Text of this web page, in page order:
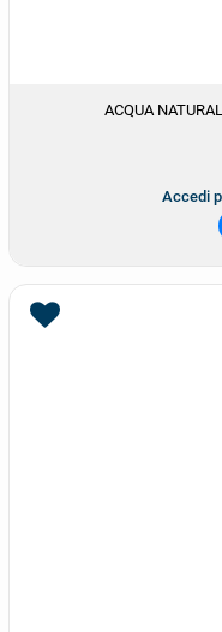
ACQUA
Accedi